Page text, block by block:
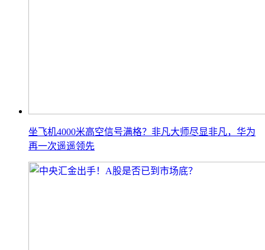
坐飞机4000米高空信号满格？非凡大师尽显非凡，华为
再一次遥遥领先